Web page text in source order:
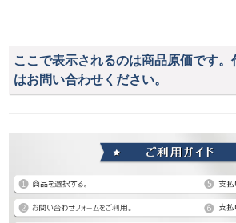
ここで表示されるのは商品原価です
はお問い合わせください。